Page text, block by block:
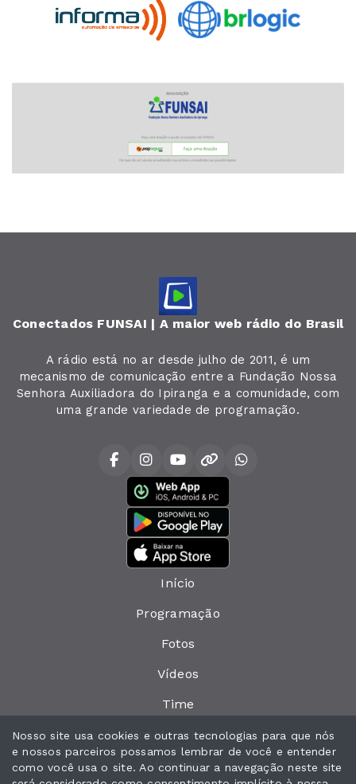
Conectados FUNSAI | A maior web rádio do Brasil
A rádio está no ar desde julho de 2011, é um
mecanismo de comunicação entre a Fundação Nossa
Senhora Auxiliadora do Ipiranga e a comunidade, com
uma grande variedade de programação.
Início
Programação
Fotos
Vídeos
Time
Política de privacidade
Interno
Nosso site usa cookies e outras tecnologias para que nós
e nossos parceiros possamos lembrar de você e entender
como você usa o site. Ao continuar a navegação neste site